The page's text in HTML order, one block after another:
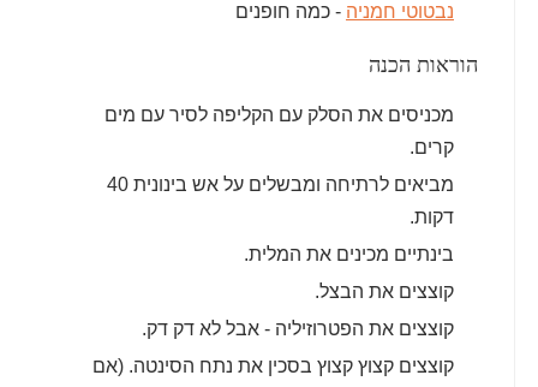
נבטוטי חמניה - כמה חופנים
הוראות הכנה
מכניסים את הסלק עם הקליפה לסיר עם מים
קרים.
מביאים לרתיחה ומבשלים על אש בינונית 40
דקות.
בינתיים מכינים את המלית.
קוצצים את הבצל.
קוצצים את הפטרוזיליה - אבל לא דק דק.
קוצצים קצוץ קצוץ בסכין את נתח הסינטה. (אם